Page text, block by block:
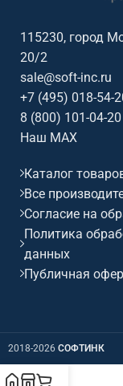
115230, город
20/2
sale@soft-inc.ru
+7 (495) 018-54-
8 (800) 101-04-20
Наш MAX
Каталог
Все
Согласие на
Политика
данных
Публичная
2018-2026 СОФТИНК